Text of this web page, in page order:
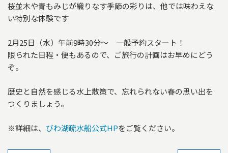
桜並木や青もみじが織りなす季節の彩りは、他では味わえな
い特別な体験です
2月25日（水）午前9時30分〜 一般予約スタート！
限られた日程・便もあるので、ご旅行の計画はお早めにどう
ぞ。
歴史と自然を感じる水上散策で、忘れられない春の思い出を
つくりましょう。
※詳細は、 びわ湖疏水船公式HPをご覧ください。